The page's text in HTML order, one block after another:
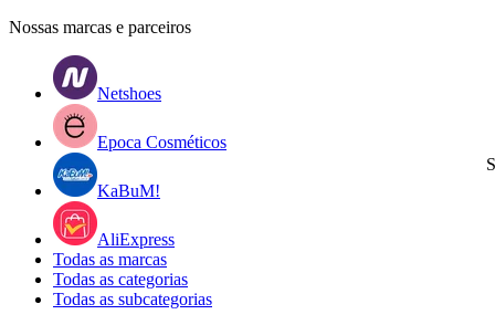
Nossas marcas e parceiros
Netshoes
Epoca Cosméticos
KaBuM!
AliExpress
Todas as marcas
Todas as categorias
Todas as subcategorias